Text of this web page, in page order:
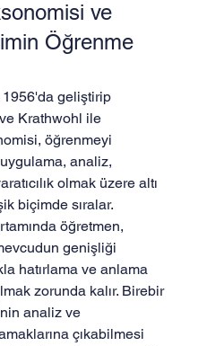
ve
Öğrenme
1956'da geliştirip
Krathwohl ile
öğrenmeyi
analiz,
olmak üzere altı
biçimde sıralar.
öğretmen,
genişliği
hatırlama ve anlama
zorunda kalır. Birebir
analiz ve
çıkabilmesi